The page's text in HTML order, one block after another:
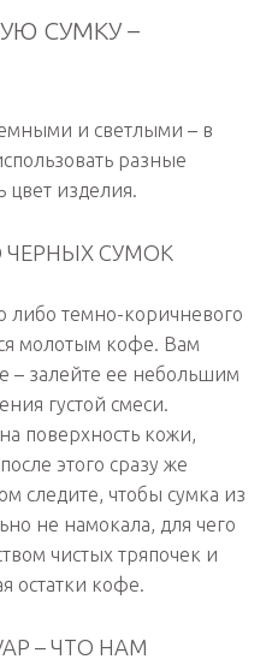
СУМКУ –
и светлыми – в
разные
цвет изделия.
СУМОК
либо темно-коричневого
молотым кофе. Вам
– залейте ее небольшим
густой смеси.
поверхность кожи,
этого сразу же
следите, чтобы сумка из
не намокала, для чего
чистых тряпочек и
остатки кофе.
– ЧТО НАМ